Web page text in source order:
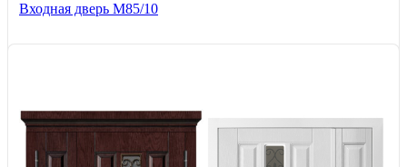
Входная дверь M85/10